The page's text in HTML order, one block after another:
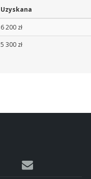
Uzyskana
6 200 zł
5 300 zł